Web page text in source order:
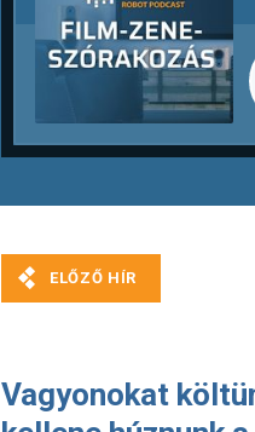
Vagyonokat